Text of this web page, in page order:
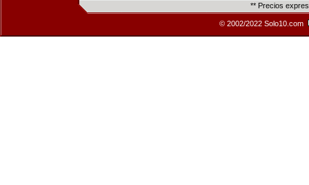
** Precios
© 2002/2022 Solo10.com